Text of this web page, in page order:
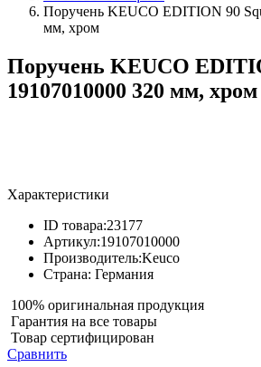
Поручень KEUCO EDITION 90
мм, хром
Поручень KEUCO
19107010000 320 мм, хром
Характеристики
ID товара:23177
Артикул:19107010000
Производитель:Keuco
Страна: Германия
100% оригинальная продукция
Гарантия на все товары
Товар сертифицирован
Сравнить